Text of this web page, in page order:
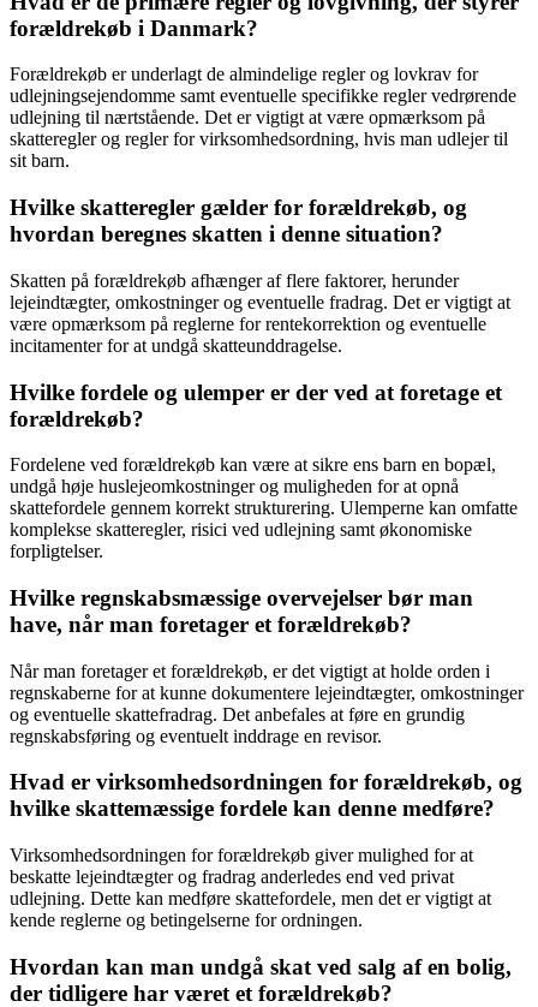
forældrekøb i Danmark?
Forældrekøb er underlagt de almindelige regler og lovkrav for
udlejningsejendomme samt eventuelle specifikke regler vedrørende
udlejning til nærtstående. Det er vigtigt at være opmærksom på
skatteregler og regler for virksomhedsordning, hvis man udlejer til
sit barn.
Hvilke skatteregler gælder for forældrekøb, og
hvordan beregnes skatten i denne situation?
Skatten på forældrekøb afhænger af flere faktorer, herunder
lejeindtægter, omkostninger og eventuelle fradrag. Det er vigtigt at
være opmærksom på reglerne for rentekorrektion og eventuelle
incitamenter for at undgå skatteunddragelse.
Hvilke fordele og ulemper er der ved at foretage et
forældrekøb?
Fordelene ved forældrekøb kan være at sikre ens barn en bopæl,
undgå høje huslejeomkostninger og muligheden for at opnå
skattefordele gennem korrekt strukturering. Ulemperne kan omfatte
komplekse skatteregler, risici ved udlejning samt økonomiske
forpligtelser.
Hvilke regnskabsmæssige overvejelser bør man
have, når man foretager et forældrekøb?
Når man foretager et forældrekøb, er det vigtigt at holde orden i
regnskaberne for at kunne dokumentere lejeindtægter, omkostninger
og eventuelle skattefradrag. Det anbefales at føre en grundig
regnskabsføring og eventuelt inddrage en revisor.
Hvad er virksomhedsordningen for forældrekøb, og
hvilke skattemæssige fordele kan denne medføre?
Virksomhedsordningen for forældrekøb giver mulighed for at
beskatte lejeindtægter og fradrag anderledes end ved privat
udlejning. Dette kan medføre skattefordele, men det er vigtigt at
kende reglerne og betingelserne for ordningen.
Hvordan kan man undgå skat ved salg af en bolig,
der tidligere har været et forældrekøb?